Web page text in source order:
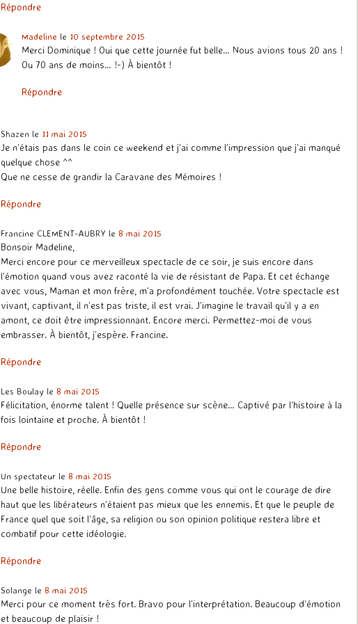
Répondre
Madeline le 10 septembre 2015
Merci Dominique ! Oui que cette journée fut belle… Nous avions tous 20 ans !
Ou 70 ans de moins… !-) À bientôt !
Répondre
Shazen le 11 mai 2015
Je n’étais pas dans le coin ce weekend et j’ai comme l’impression que j’ai manqué
quelque chose ^^
Que ne cesse de grandir la Caravane des Mémoires !
Répondre
Francine CLEMENT-AUBRY le 8 mai 2015
Bonsoir Madeline,
Merci encore pour ce merveilleux spectacle de ce soir, je suis encore dans
l’émotion quand vous avez raconté la vie de résistant de Papa. Et cet échange
avec vous, Maman et mon frère, m’a profondément touchée. Votre spectacle est
vivant, captivant, il n’est pas triste, il est vrai. J’imagine le travail qu’il y a en
amont, ce doit être impressionnant. Encore merci. Permettez-moi de vous
embrasser. À bientôt, j’espère. Francine.
Répondre
Les Boulay le 8 mai 2015
Félicitation, énorme talent ! Quelle présence sur scène… Captivé par l’histoire à la
fois lointaine et proche. À bientôt !
Répondre
Un spectateur le 8 mai 2015
Une belle histoire, réelle. Enfin des gens comme vous qui ont le courage de dire
haut que les libérateurs n’étaient pas mieux que les ennemis. Et que le peuple de
France quel que soit l’âge, sa religion ou son opinion politique restera libre et
combatif pour cette idéologie.
Répondre
Solange le 8 mai 2015
Merci pour ce moment très fort. Bravo pour l’interprétation. Beaucoup d’émotion
et beaucoup de plaisir !